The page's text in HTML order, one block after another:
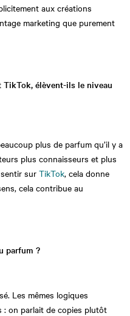
aux créations
marketing que purement
TikTok, élèvent-ils le niveau
plus de parfum qu’il y a
plus connaisseurs et plus
sentir surTikTok, cela donne
cela contribue au
parfum ?
Les mêmes logiques
: on parlait de copies plutôt